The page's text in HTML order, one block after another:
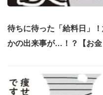
待ちに待った「給料日」
かの出来事が…！？【お金